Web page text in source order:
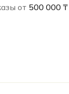
от 500 000 ₸